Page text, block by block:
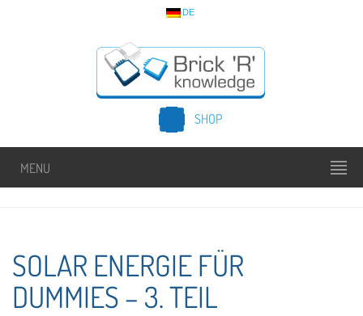
DE
SHOP
MENU
SOLAR ENERGIE FÜR
DUMMIES – 3. TEIL